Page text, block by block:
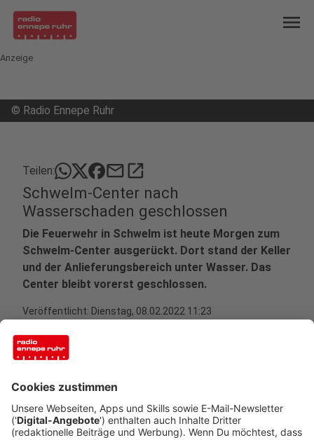
menu
Anzeige
© Radio Ennepe Ruhr
Teilen: mailopen_in_new
Schwelm-Center nach
Wasserschaden geschlossen
Die Feuerwehr in Schwelm ist heute Morgen zum
Schwelm-Center ausgerückt. Dort stand der Keller
und der Anlieferungsbereich unter Wasser. Das
Center bleibt vorerst geschlossen.
Veröffentlicht: Dienstag, 08.02.2022 11:23
Anzeige
wurde die Feuerwehr zu einem Einkaufscenter in die
Untermauerstr. alarmiert, weil der außen liegende